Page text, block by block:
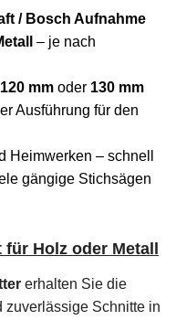
/ Bosch Aufnahme
– je nach
mm oder 130 mm
Ausführung für den
Heimwerken – schnell
gängige Stichsägen
Holz oder Metall
erhalten Sie die
zuverlässige Schnitte in